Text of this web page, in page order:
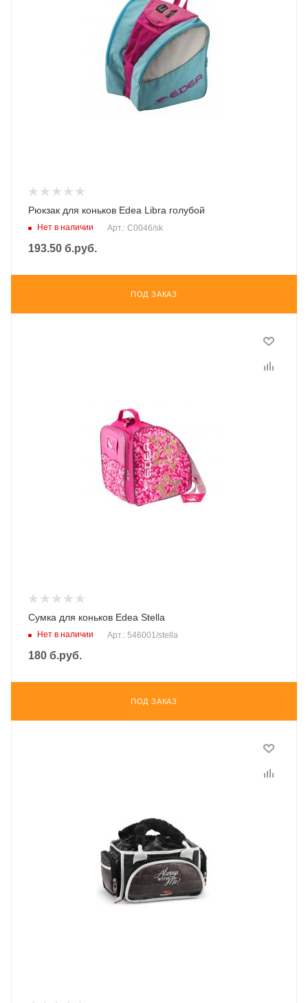
Рюкзак для коньков Edea Libra голубой
Нет в наличии Арт.: C0046/sk
193.50 б.руб.
ПОД ЗАКАЗ
Сумка для коньков Edea Stella
Нет в наличии Арт.: 546001/stella
180 б.руб.
ПОД ЗАКАЗ